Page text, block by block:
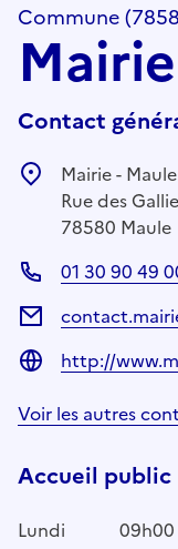
Commune
Contact
Mairie - Maule
Rue des
78580 Maule
01 30 90 49
http://
Voir les autres
Accueil public
Lundi
09h00